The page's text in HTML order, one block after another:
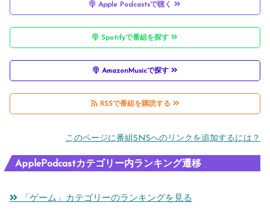
Apple Podcastsで聴く
Spotifyで番組を探す
AmazonMusicで探す
RSSで番組を購読する
このページに番組SNSへのリンクを追加するには？
ApplePodcastカテゴリー内ランキング遷移
「ゲーム」カテゴリーのランキングを見る